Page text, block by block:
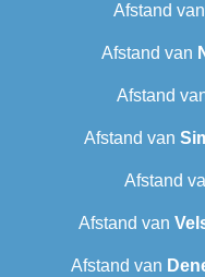
Afstand van
Afstand van
Afstand
Afstand van
Afstand
Afstand van
Afstand van